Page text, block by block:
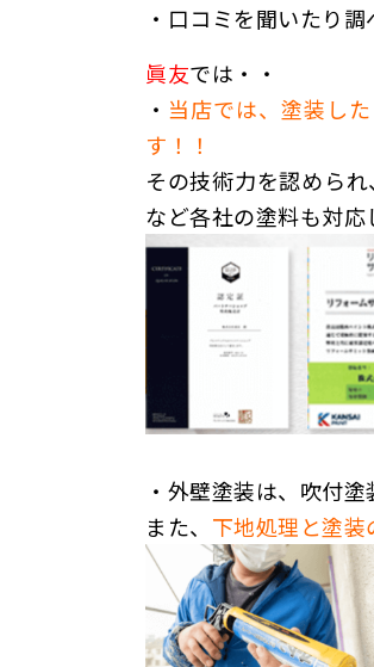
・口コミを聞いたり調
眞友では・・
・ 当店では、塗装し
す！！
その技術力を認めら
など各社の塗料も対応
・外壁塗装は、吹付塗
また、 下地処理と塗